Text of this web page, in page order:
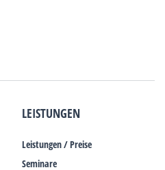
LEISTUNGEN
Leistungen / Preise
Seminare